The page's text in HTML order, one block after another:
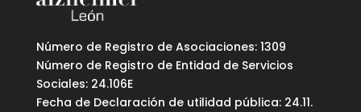
Número de Registro de Asociaciones: 1309
Número de Registro de Entidad de Servicios
Sociales: 24.106E
Fecha de Declaración de utilidad pública: 24.11.